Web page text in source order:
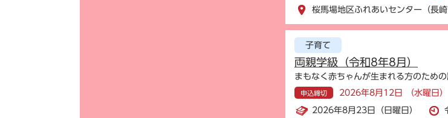
桜馬場地区ふれあいセンター（長
子育て
両親学級（令和8年8月）
まもなく赤ちゃんが生まれる方のための
申込締切 2026年8月12日 （水曜日）
2026年8月23日（日曜日）